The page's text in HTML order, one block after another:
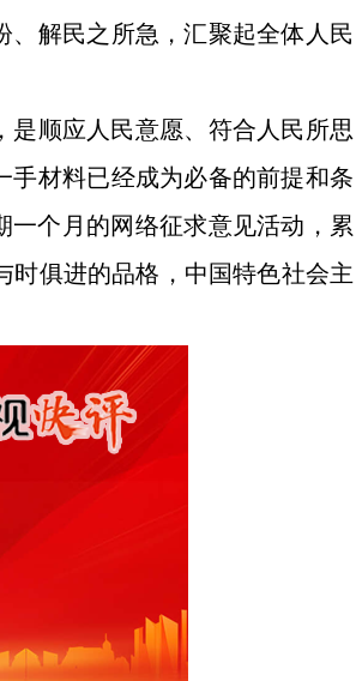
解民之所急，汇聚起全体人民
是顺应人民意愿、符合人民所思
手材料已经成为必备的前提和条
个月的网络征求意见活动，累
时俱进的品格，中国特色社会主